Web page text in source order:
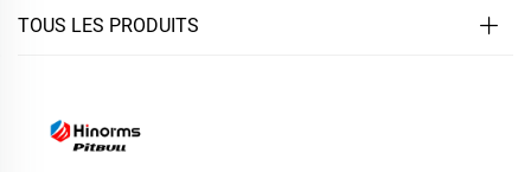
TOUS LES PRODUITS